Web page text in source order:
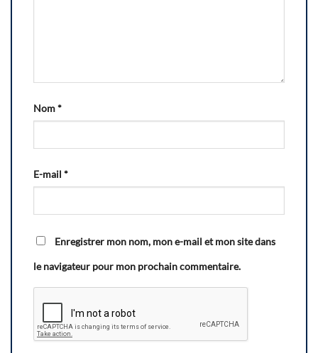
Nom*
E-mail *
Enregistrer mon nom, mon e-mail et mon site dans
le navigateur pour mon prochain commentaire.